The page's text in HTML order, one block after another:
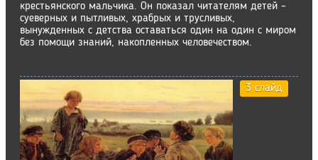
крестьянского мальчика. Он показал читателям детей –
суеверных и пытливых, храбрых и трусливых,
вынужденных с детства оставаться один на один с миром
без помощи знаний, накопленных человечеством.
3 слайд